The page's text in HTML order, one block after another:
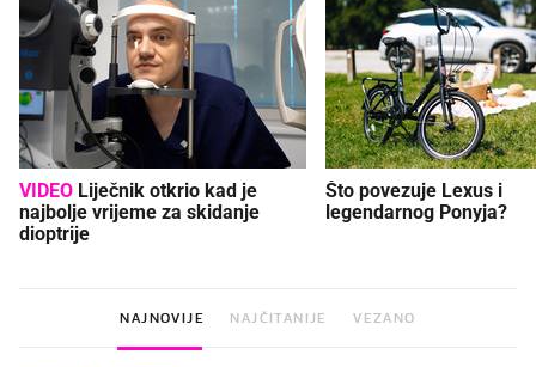
VIDEO
najbolje vrijeme za skidanje
dioptrije
Što povezuje Lexus i
legendarnog Ponyja?
NAJNOVIJE NAJČITANIJE VEZANO